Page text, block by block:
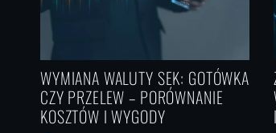
WYMIANA WALUTY SEK: GOTÓWKA
CZY PRZELEW – PORÓWNANIE
KOSZTÓW I WYGODY